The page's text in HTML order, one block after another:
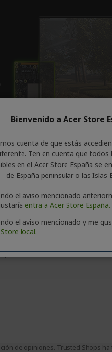
de opiniones. Trusted Shops
Bienvenido a Acer Store
cuenta de que estás
Ten en cuenta que todos
en el Acer Store España se
de España peninsular o las Islas
el aviso mencionado
entra a Acer Store España.
el aviso mencionado y me
local.